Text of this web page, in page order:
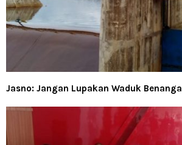
Jasno: Jangan Lupakan Waduk Benanga